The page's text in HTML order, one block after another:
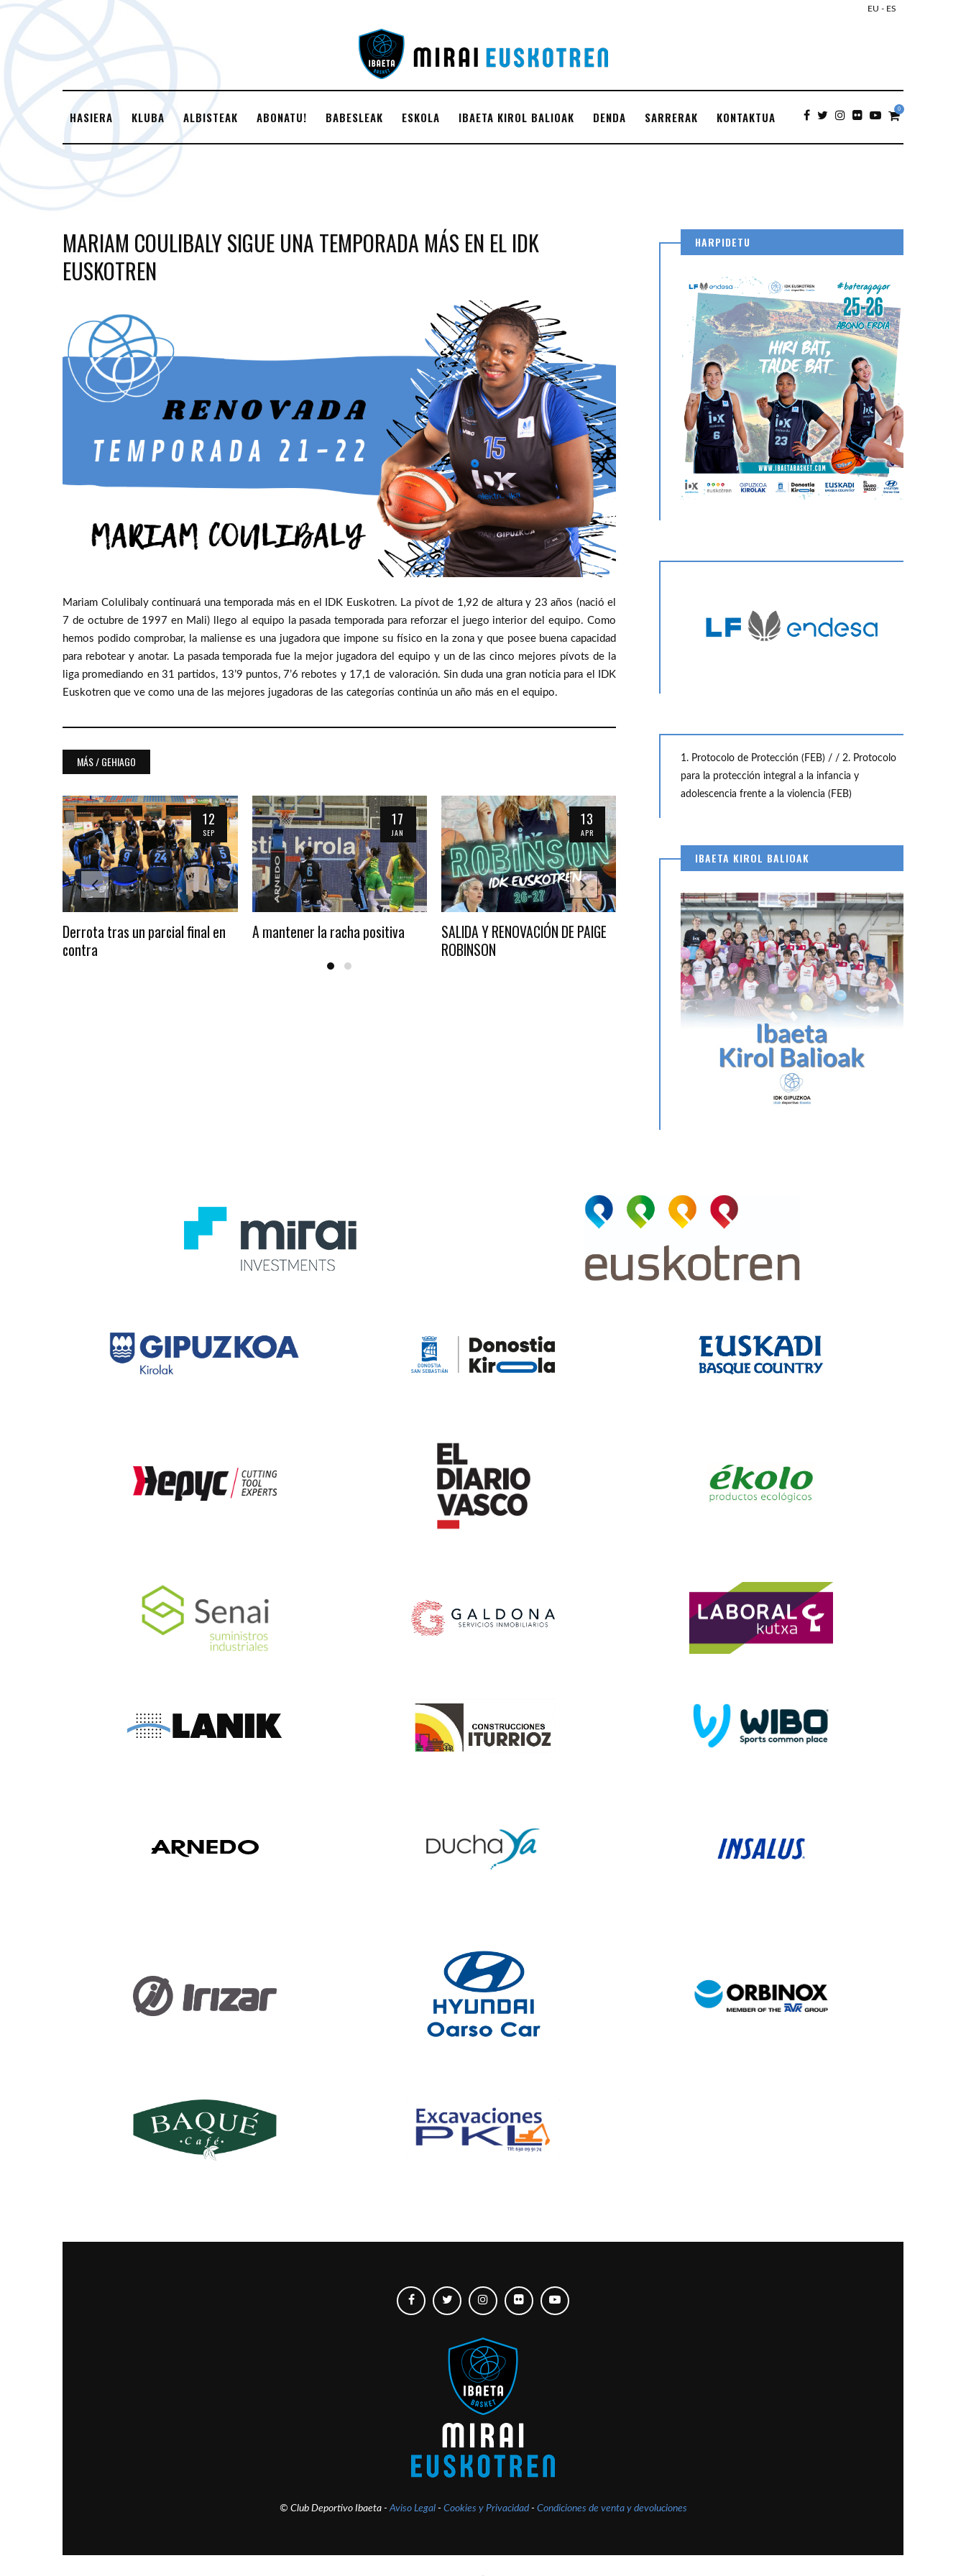
EU - ES
HASIERA KLUBA ALBISTEAK ABONATU! BABESLEAK ESKOLA IBAETA KIROL BALIOAK DENDA SARRERAK KONTAKTUA
0
MARIAM COULIBALY SIGUE UNA TEMPORADA MÁS EN EL IDK
EUSKOTREN
Mariam Colulibaly continuará una temporada más en el IDK Euskotren. La pívot de 1,92 de altura y 23 años (nació el
7 de octubre de 1997 en Mali) llego al equipo la pasada temporada para reforzar el juego interior del equipo. Como
hemos podido comprobar, la maliense es una jugadora que impone su físico en la zona y que posee buena capacidad
para rebotear y anotar. La pasada temporada fue la mejor jugadora del equipo y un de las cinco mejores pívots de la
liga promediando en 31 partidos, 13’9 puntos, 7’6 rebotes y 17,1 de valoración. Sin duda una gran noticia para el IDK
Euskotren que ve como una de las mejores jugadoras de las categorías continúa un año más en el equipo.
MÁS / GEHIAGO
12
SEP
Derrota tras un parcial final en
contra
17
JAN
A mantener la racha positiva
13
APR
SALIDA Y RENOVACIÓN DE PAIGE
ROBINSON
IDK EUSKOTREN – KUTXABANK
ARASKI (62-81)
PERFUMERÍAS AVENIDA –
EUSKOTREN (68 –...
HARPIDETU
1. Protocolo de Protección (FEB) / / 2. Protocolo
para la protección integral a la infancia y
adolescencia frente a la violencia (FEB)
IBAETA KIROL BALIOAK
© Club Deportivo Ibaeta -Aviso Legal- Cookies y Privacidad- Condiciones de venta y devoluciones